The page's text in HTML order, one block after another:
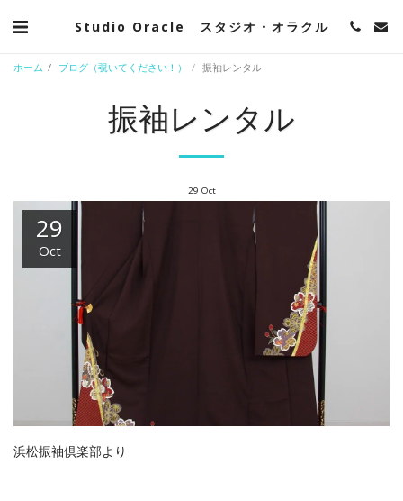
Studio Oracle スタジオ・オラクル
ホーム ブログ（覗いてください！） 振袖レンタル
振袖レンタル
29 Oct
29
Oct
浜松振袖倶楽部より